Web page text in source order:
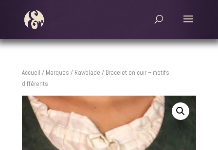
Accueil / Marques / Rawblade / Bracelet en cuir – motifs
différents